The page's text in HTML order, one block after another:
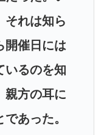
それは知ら
開催日には
いるのを知
親方の耳に
あった。